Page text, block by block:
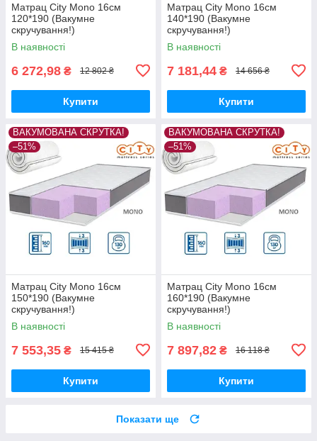
Матрац City Mono 16см
120*190 (Вакумне
скручування!)
В наявності
6 272,98 ₴ 12 802 ₴
Купити
Матрац City Mono 16см
140*190 (Вакумне
скручування!)
В наявності
7 181,44 ₴ 14 656 ₴
Купити
ВАКУМОВАНА СКРУТКА!
–51%
Матрац City Mono 16см
150*190 (Вакумне
скручування!)
В наявності
7 553,35 ₴ 15 415 ₴
Купити
ВАКУМОВАНА СКРУТКА!
–51%
Матрац City Mono 16см
160*190 (Вакумне
скручування!)
В наявності
7 897,82 ₴ 16 118 ₴
Купити
Показати ще